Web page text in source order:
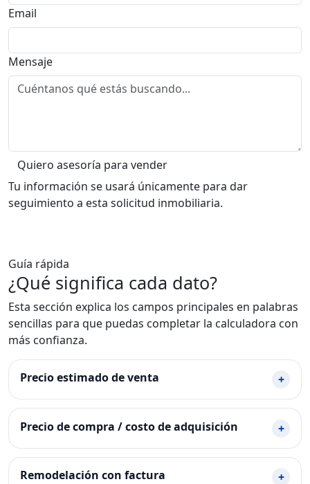
Email
Mensaje
Quiero asesoría para vender
Tu información se usará únicamente para dar
seguimiento a esta solicitud inmobiliaria.
Guía rápida
¿Qué significa cada dato?
Esta sección explica los campos principales en palabras
sencillas para que puedas completar la calculadora con
más confianza.
Precio estimado de venta +
Precio de compra / costo de adquisición +
Remodelación con factura +